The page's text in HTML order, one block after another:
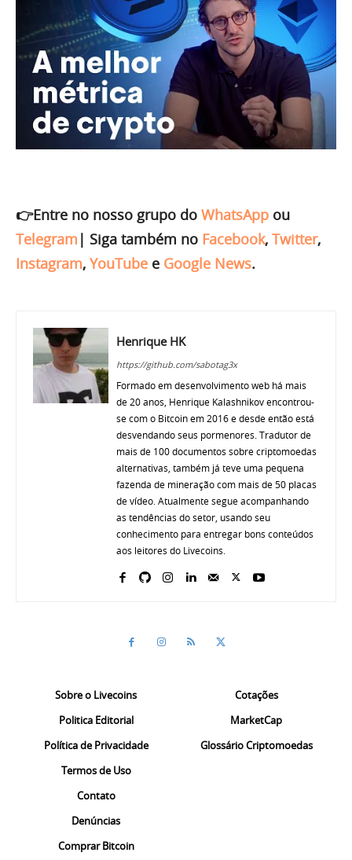
👉Entre no nosso grupo do WhatsApp ou
Telegram | Siga também no Facebook, Twitter,
Instagram, YouTube e Google News.
Henrique HK
https://github.com/sabotag3x
Formado em desenvolvimento web há mais
de 20 anos, Henrique Kalashnikov encontrou-
se com o Bitcoin em 2016 e desde então está
desvendando seus pormenores. Tradutor de
mais de 100 documentos sobre criptomoedas
alternativas, também já teve uma pequena
fazenda de mineração com mais de 50 placas
de vídeo. Atualmente segue acompanhando
as tendências do setor, usando seu
conhecimento para entregar bons conteúdos
aos leitores do Livecoins.
Sobre o Livecoins
Politica Editorial
Política de Privacidade
Termos de Uso
Contato
Denúncias
Comprar Bitcoin
Cotações
MarketCap
Glossário Criptomoedas